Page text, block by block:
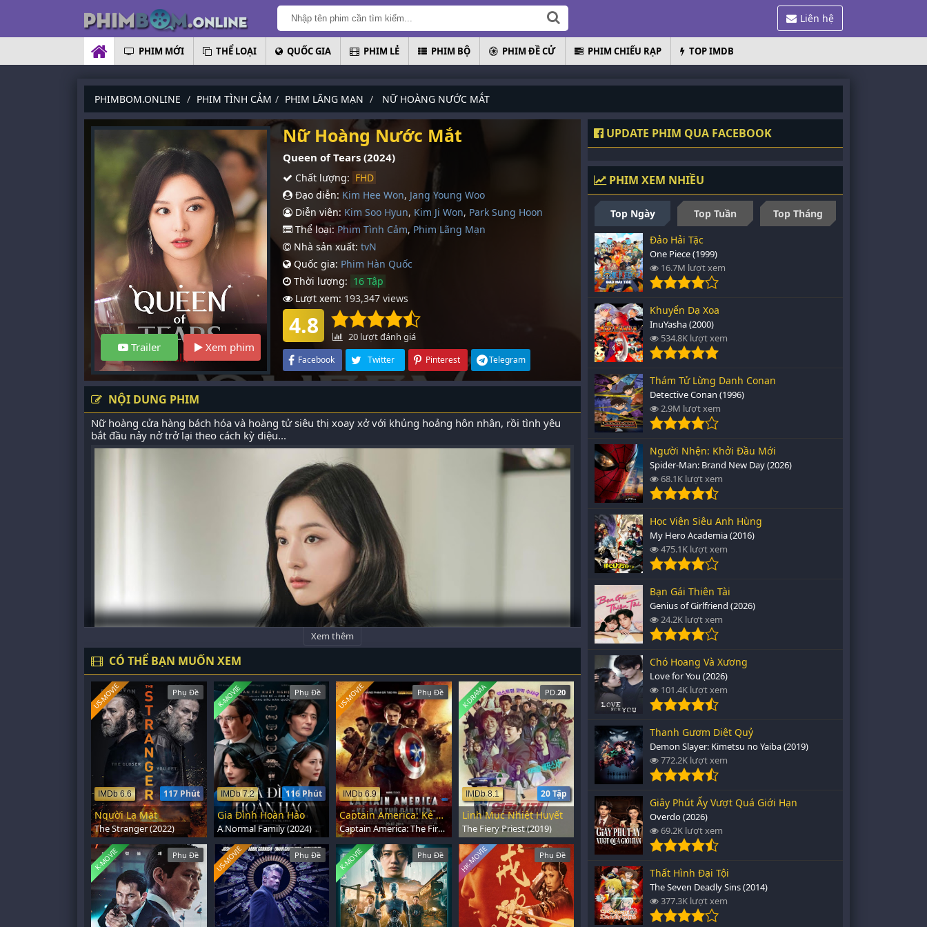
Liên hệ
PHIM MỚI THỂ LOẠI QUỐC GIA PHIM LẺ PHIM BỘ PHIM ĐỀ CỬ PHIM CHIẾU RẠP TOP IMDB
PHIMBOM.ONLINE PHIM TÌNH CẢM PHIM LÃNG MẠN NỮ HOÀNG NƯỚC MẮT
Trailer Xem phim
Nữ Hoàng Nước Mắt
Queen of Tears (2024)
Chất lượng: FHD
Đạo diễn: Kim Hee Won, Jang Young Woo
Diễn viên: Kim Soo Hyun, Kim Ji Won, Park Sung Hoon
Thể loại: Phim Tình Cảm,Phim Lãng Mạn
Nhà sản xuất: tvN
Quốc gia: Phim Hàn Quốc
Thời lượng: 16 Tập
Lượt xem: 193,347 views
4.8 20 lượt đánh giá
Facebook Twitter Pinterest Telegram
NỘI DUNG PHIM
Nữ hoàng cửa hàng bách hóa và hoàng tử siêu thị xoay xở với khủng hoảng hôn nhân, rồi tình yêu
bắt đầu nảy nở trở lại theo cách kỳ diệu...
Xem thêm
CÓ THỂ BẠN MUỐN XEM
Phụ Đề
117 Phút
IMDb 6.6
US-MOVIE
Người Lạ Mặt
The Stranger (2022)
Phụ Đề
116 Phút
IMDb 7.2
K-MOVIE
Gia Đình Hoàn Hảo
A Normal Family (2024)
Phụ Đề
IMDb 6.9
US-MOVIE
Captain America: Kẻ Báo Thù Đầu Tiên
Captain America: The First Avenger (2011)
PD. 20
20 Tập
IMDb 8.1
K-DRAMA
Linh Mục Nhiệt Huyết
The Fiery Priest (2019)
Phụ Đề
K-MOVIE Phụ Đề
US-MOVIE Phụ Đề
K-MOVIE Phụ Đề
HK-MOVIE
UPDATE PHIM QUA FACEBOOK
PHIM XEM NHIỀU
Top Ngày Top Tuần
Top Tháng
Đảo Hải Tặc
One Piece (1999)
16.7M lượt xem
Khuyển Dạ Xoa
InuYasha (2000)
534.8K lượt xem
Thám Tử Lừng Danh Conan
Detective Conan (1996)
2.9M lượt xem
Người Nhện: Khởi Đầu Mới
Spider-Man: Brand New Day (2026)
68.1K lượt xem
Học Viện Siêu Anh Hùng
My Hero Academia (2016)
475.1K lượt xem
Bạn Gái Thiên Tài
Genius of Girlfriend (2026)
24.2K lượt xem
Chó Hoang Và Xương
Love for You (2026)
101.4K lượt xem
Thanh Gươm Diệt Quỷ
Demon Slayer: Kimetsu no Yaiba (2019)
772.2K lượt xem
Giây Phút Ấy Vượt Quá Giới Hạn
Overdo (2026)
69.2K lượt xem
Thất Hình Đại Tội
The Seven Deadly Sins (2014)
377.3K lượt xem